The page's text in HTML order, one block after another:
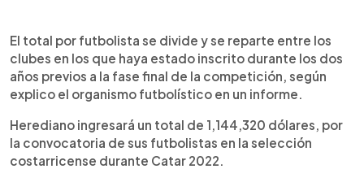
El total por futbolista se divide y se reparte entre los
clubes en los que haya estado inscrito durante los dos
años previos a la fase final de la competición, según
explico el organismo futbolístico en un informe.
Herediano ingresará un total de 1,144,320 dólares, por
la convocatoria de sus futbolistas en la selección
costarricense durante Catar 2022.